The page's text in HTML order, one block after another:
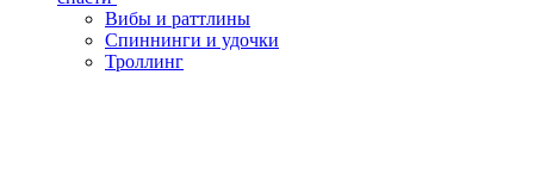
Вибы и раттлины
Спиннинги и удочки
Троллинг